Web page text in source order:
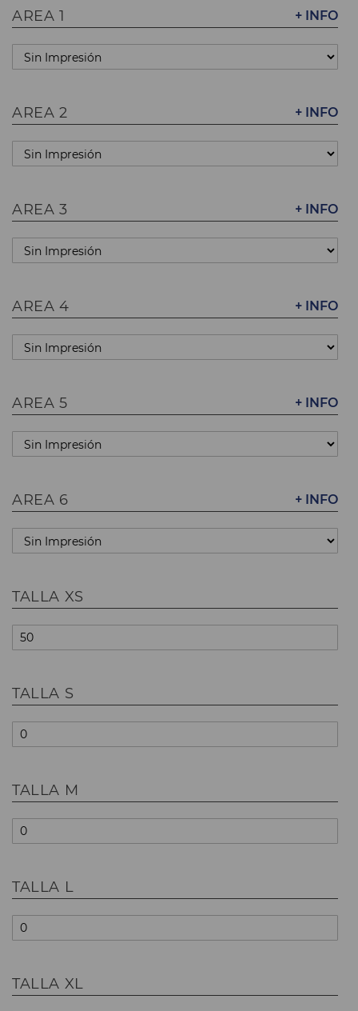
+ INFO
AREA 1
+ INFO
AREA 2
+ INFO
AREA 3
+ INFO
AREA 4
+ INFO
AREA 5
+ INFO
AREA 6
TALLA XS
TALLA S
TALLA M
TALLA L
TALLA XL